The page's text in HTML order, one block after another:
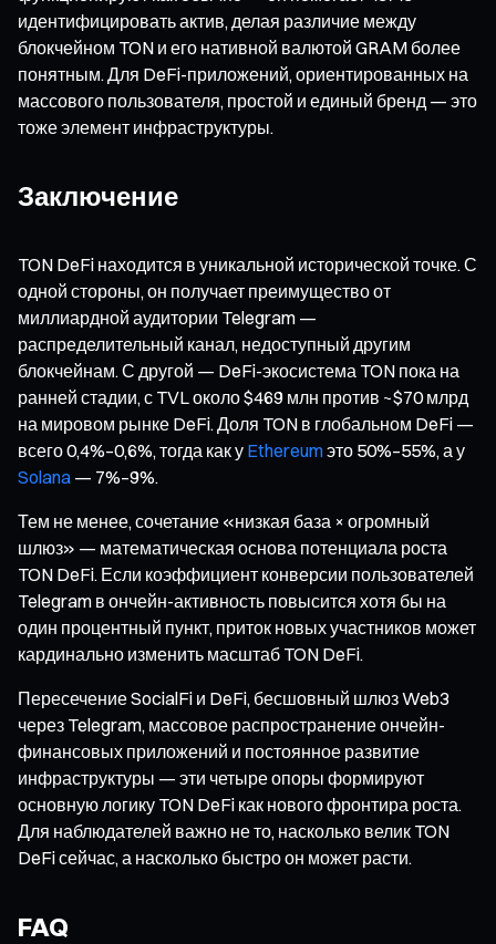
идентифицировать актив, делая различие между
блокчейном TON и его нативной валютой GRAM более
понятным. Для DeFi-приложений, ориентированных на
массового пользователя, простой и единый бренд — это
тоже элемент инфраструктуры.
Заключение
TON DeFi находится в уникальной исторической точке. С
одной стороны, он получает преимущество от
миллиардной аудитории Telegram —
распределительный канал, недоступный другим
блокчейнам. С другой — DeFi-экосистема TON пока на
ранней стадии, с TVL около $469 млн против ~$70 млрд
на мировом рынке DeFi. Доля TON в глобальном DeFi —
всего 0,4%–0,6%, тогда как у Ethereumэто 50%–55%, а у
Solana — 7%–9%.
Тем не менее, сочетание «низкая база × огромный
шлюз» — математическая основа потенциала роста
TON DeFi. Если коэффициент конверсии пользователей
Telegram в ончейн-активность повысится хотя бы на
один процентный пункт, приток новых участников может
кардинально изменить масштаб TON DeFi.
Пересечение SocialFi и DeFi, бесшовный шлюз Web3
через Telegram, массовое распространение ончейн-
финансовых приложений и постоянное развитие
инфраструктуры — эти четыре опоры формируют
основную логику TON DeFi как нового фронтира роста.
Для наблюдателей важно не то, насколько велик TON
DeFi сейчас, а насколько быстро он может расти.
FAQ